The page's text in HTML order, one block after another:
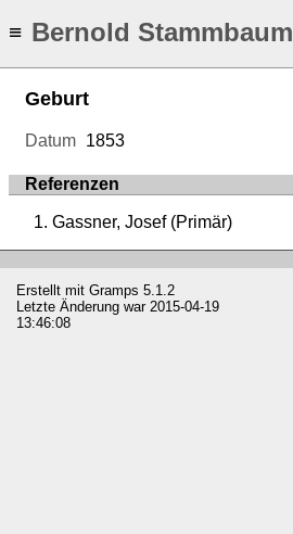
≡ Bernold Stammbaum
Geburt
Datum 1853
Referenzen
Gassner, Josef (Primär)
Erstellt mit Gramps 5.1.2
Letzte Änderung war 2015-04-19
13:46:08